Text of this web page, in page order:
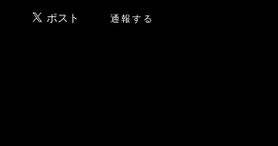
通報する